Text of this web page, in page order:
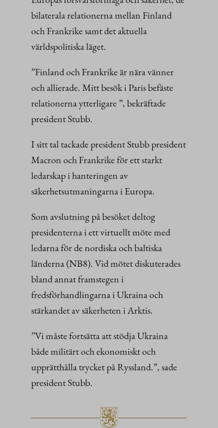
bilaterala relationerna mellan Finland
och Frankrike samt det aktuella
världspolitiska läget.
”Finland och Frankrike är nära vänner
och allierade. Mitt besök i Paris befäste
relationerna ytterligare ”, bekräftade
president Stubb.
I sitt tal tackade president Stubb president
Macron och Frankrike för ett starkt
ledarskap i hanteringen av
säkerhetsutmaningarna i Europa.
Som avslutning på besöket deltog
presidenterna i ett virtuellt möte med
ledarna för de nordiska och baltiska
länderna (NB8). Vid mötet diskuterades
bland annat framstegen i
fredsförhandlingarna i Ukraina och
stärkandet av säkerheten i Arktis.
”Vi måste fortsätta att stödja Ukraina
både militärt och ekonomiskt och
upprätthålla trycket på Ryssland.”, sade
president Stubb.